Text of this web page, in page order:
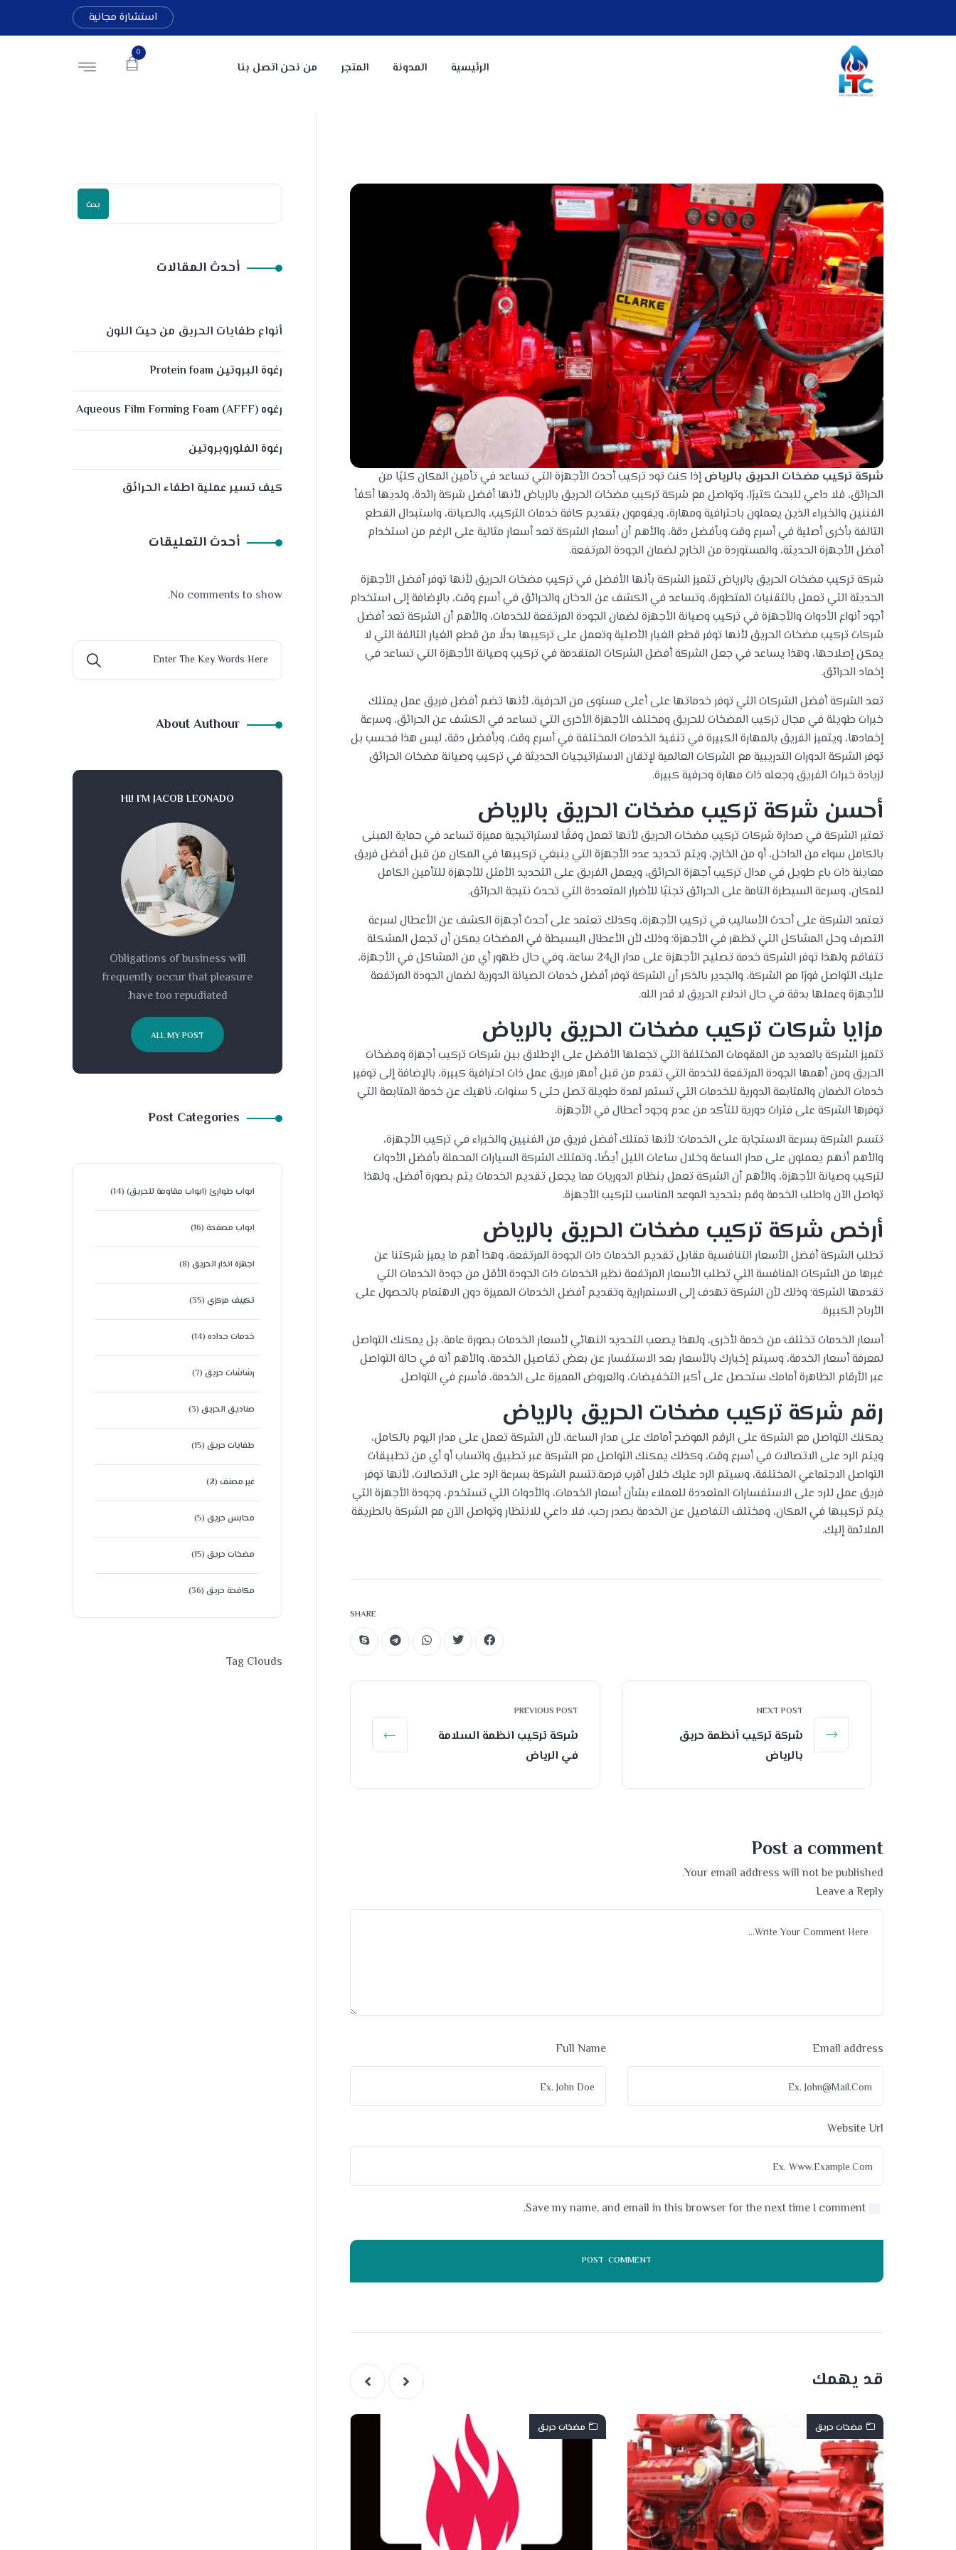
استشارة مجانية
الرئيسية المدونة المتجر من نحن اتصل بنا
0
شركة تركيب مضخات الحريق بالرياضإذا كنت تود تركيب أحدث الأجهزة التي تساعد في تأمين المكان كليًا من
الحرائق، فلا داعي للبحث كثيرًا، وتواصل مع شركة تركيب مضخات الحريق بالرياض لأنها أفضل شركة رائدة، ولديها أكفأ
الفننين والخبراء الذين يعملون باحترافية ومهارة، ويقومون بتقديم كافة خدمات التركيب، والصيانة، واستبدال القطع
التالفة بأخرى أصلية في أسرع وقت وبأفضل دقة، والأهم أن أسعار الشركة تعد أسعار مثالية على الرغم من استخدام
أفضل الأجهزة الحديثة، والمستوردة من الخارج لضمان الجودة المرتفعة.
شركة تركيب مضخات الحريق بالرياض تتميز الشركة بأنها الأفضل في تركيب مضخات الحريق لأنها توفر أفضل الأجهزة
الحديثة التي تعمل بالتقنيات المتطورة، وتساعد في الكشف عن الدخان والحرائق في أسرع وقت، بالإضافة إلى استخدام
أجود أنواع الأدوات والأجهزة في تركيب وصيانة الأجهزة لضمان الجودة المرتفعة للخدمات، والأهم أن الشركة تعد أفضل
شركات تركيب مضخات الحريق لأنها توفر قطع الغيار الأصلية وتعمل على تركيبها بدلًا من قطع الغيار التالفة التي لا
يمكن إصلاحها، وهذا يساعد في جعل الشركة أفضل الشركات المتقدمة في تركيب وصيانة الأجهزة التي تساعد في
إخماد الحرائق.
تعد الشركة أفضل الشركات التي توفر خدماتها على أعلى مستوى من الحرفية، لأنها تضم أفضل فريق عمل يمتلك
خبرات طويلة في مجال تركيب المضخات للحريق ومختلف الأجهزة الأخرى التي تساعد في الكشف عن الحرائق، وسرعة
إخمادها، ويتميز الفريق بالمهارة الكبيرة في تنفيذ الخدمات المختلفة في أسرع وقت، وبأفضل دقة، ليس هذا فحسب بل
توفر الشركة الدورات التدريبية مع الشركات العالمية لإتقان الاستراتيجيات الحديثة في تركيب وصيانة مضخات الحرائق
لزيادة خبرات الفريق وجعله ذات مهارة وحرفية كبيرة.
أحسن شركة تركيب مضخات الحريق بالرياض
تعتبر الشركة في صدارة شركات تركيب مضخات الحريق لأنها تعمل وفقًا لاستراتيجية مميزة تساعد في حماية المبنى
بالكامل سواء من الداخل، أو من الخارج، ويتم تحديد عدد الأجهزة التي ينبغي تركيبها في المكان من قبل أفضل فريق
معاينة ذات باع طويل في مدال تركيب أجهزة الحرائق، ويعمل الفريق على التحديد الأمثل للأجهزة للتأمين الكامل
للمكان، وسرعة السيطرة التامة على الحرائق تجنبًا للأضرار المتعددة التي تحدث نتيجة الحرائق.
تعتمد الشركة على أحدث الأساليب في تركيب الأجهزة، وكذلك تعتمد على أحدث أجهزة الكشف عن الأعطال لسرعة
التصرف وحل المشاكل التي تظهر في الأجهزة؛ وذلك لأن الأعطال البسيطة في المضخات يمكن أن تجعل المشكلة
تتفاقم ولهذا توفر الشركة خدمة تصليح الأجهزة على مدار ال24 ساعة، وفي حال ظهور أي من المشاكل في الأجهزة،
عليك التواصل فورًا مع الشركة، والجدير بالذكر أن الشركة توفر أفضل خدمات الصيانة الدورية لضمان الجودة المرتفعة
للأجهزة وعملها بدقة في حال اندلاع الحريق لا قدر الله.
مزايا شركات تركيب مضخات الحريق بالرياض
تتميز الشركة بالعديد من المقومات المختلفة التي تجعلها الأفضل على الإطلاق بين شركات تركيب أجهزة ومضخات
الحريق ومن أهمها الجودة المرتفعة للخدمة التي تقدم من قبل أمهر فريق عمل ذات احترافية كبيرة، بالإضافة إلى توفير
خدمات الضمان والمتابعة الدورية للخدمات التي تستمر لمدة طويلة تصل حتى 5 سنوات، ناهيك عن خدمة المتابعة التي
توفرها الشركة على فترات دورية للتأكد من عدم وجود أعطال في الأجهزة.
تتسم الشركة بسرعة الاستجابة على الخدمات؛ لأنها تمتلك أفضل فريق من الفنيين والخبراء في تركيب الأجهزة،
والأهم أنهم يعملون على مدار الساعة وخلال ساعات الليل أيضًا، وتمتلك الشركة السيارات المحملة بأفضل الأدوات
لتركيب وصيانة الأجهزة، والأهم أن الشركة تعمل بنظام الدوريات مما يجعل تقديم الخدمات يتم بصورة أفضل، ولهذا
تواصل الآن واطلب الخدمة وقم بتحديد الموعد المناسب لتركيب الأجهزة.
أرخص شركة تركيب مضخات الحريق بالرياض
تطلب الشركة أفضل الأسعار التنافسية مقابل تقديم الخدمات ذات الجودة المرتفعة، وهذا أهم ما يميز شركتنا عن
غيرها من الشركات المنافسة التي تطلب الأسعار المرتفعة نظير الخدمات ذات الجودة الأقل من جودة الخدمات التي
تقدمها الشركة؛ وذلك لأن الشركة تهدف إلى الاستمرارية وتقديم أفضل الخدمات المميزة دون الاهتمام بالحصول على
الأرباح الكبيرة.
أسعار الخدمات تختلف من خدمة لأخرى، ولهذا يصعب التحديد النهائي لأسعار الخدمات بصورة عامة، بل يمكنك التواصل
لمعرفة أسعار الخدمة، وسيتم إخبارك بالأسعار بعد الاستفسار عن بعض تفاصيل الخدمة، والأهم أنه في حالة التواصل
عبر الأرقام الظاهرة أمامك ستحصل على أكبر التخفيضات، والعروض المميزة على الخدمة، فأسرع في التواصل.
رقم شركة تركيب مضخات الحريق بالرياض
يمكنك التواصل مع الشركة على الرقم الموضح أمامك على مدار الساعة، لأن الشركة تعمل على مدار اليوم بالكامل،
ويتم الرد على الاتصالات في أسرع وقت، وكذلك يمكنك التواصل مع الشركة عبر تطبيق واتساب أو أي من تطبيقات
التواصل الاجتماعي المختلفة، وسيتم الرد عليك خلال أقرب فرصة.تتسم الشركة بسرعة الرد على الاتصالات، لأنها توفر
فريق عمل للرد على الاستفسارات المتعددة للعملاء بشأن أسعار الخدمات، والأدوات التي تستخدم، وجودة الأجهزة التي
يتم تركيبها في المكان، ومختلف التفاصيل عن الخدمة بصدر رحب، فلا داعي للانتظار وتواصل الآن مع الشركة بالطريقة
الملائمة إليك.
SHARE
PREVIOUS POST
شركة تركيب انظمة السلامة
في الرياض
NEXT POST
شركة تركيب أنظمة حريق
بالرياض
Post a comment
Your email address will not be published.
Leave a Reply
Full Name Email address
Website Url
Save my name, and email in this browser for the next time I comment.
قد يهمك
مضخات حريق مضخات حريق
بحث
أحدث المقالات
أنواع طفايات الحريق من حيث اللون
رغوة البروتين Protein foam
رغوه (Aqueous Film Forming Foam (AFFF
رغوة الفلوروبروتين
كيف تسير عملية اطفاء الحرائق
أحدث التعليقات
No comments to show.
About Authour
HI! I’M JACOB LEONADO
Obligations of business will
frequently occur that pleasure
have too repudiated.
ALL MY POST
Post Categories
ابواب طوارئ (ابواب مقاومة للحريق) (14)
ابواب مصفحة (16)
اجهزة انذار الحريق (8)
تكييف مركزي (35)
خدمات حداده (14)
رشاشات حريق (7)
صناديق الحريق (3)
طفايات حريق (15)
غير مصنف (2)
محابس حريق (5)
مضخات حريق (15)
مكافحة حريق (36)
Tag Clouds